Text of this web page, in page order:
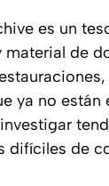
es un
material de
ya no están
difíciles de